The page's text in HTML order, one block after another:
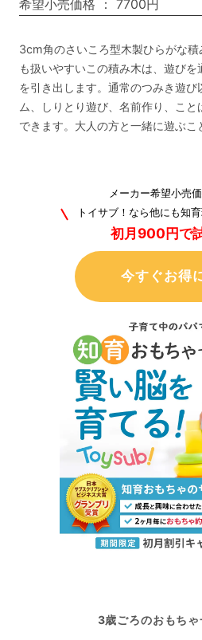
希望小売価格 ： 7700円
3cm角のさいころ型木製ひらがな
も扱いやすいこの積み木は、遊び
を引き出します。通常のつみき遊
ム、しりとり遊び、名前作り、こ
できます。大人の方と一緒に遊ぶこ
メーカー希望小売
トイサブ！なら他にも知
初月900円で
今すぐお得
3歳ごろのおもち